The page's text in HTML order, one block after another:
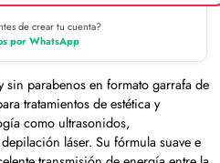
de crear tu cuenta?
por WhatsApp
parabenos en formato garrafa de
tratamientos de estética y
como ultrasonidos,
láser. Su fórmula suave e